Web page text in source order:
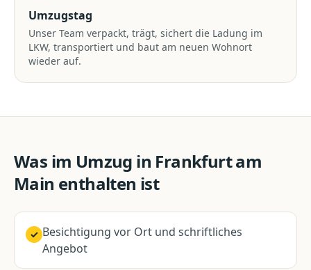
Umzugstag
Unser Team verpackt, trägt, sichert die Ladung im
LKW, transportiert und baut am neuen Wohnort
wieder auf.
Was im Umzug in Frankfurt am
Main enthalten ist
✓ Besichtigung vor Ort und schriftliches
Angebot